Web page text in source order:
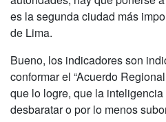
es la segunda ciudad más
de Lima.
Bueno, los indicadores son
conformar el “Acuerdo
que lo logre, que la
desbaratar o por lo menos